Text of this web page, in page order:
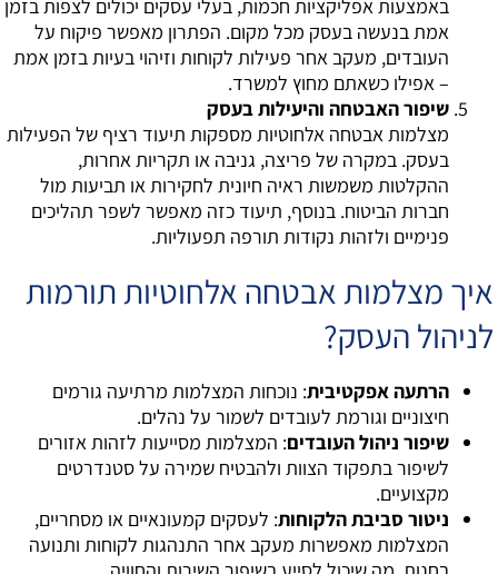
באמצעות אפליקציות חכמות, בעלי עסקים יכולים לצפות בזמן
אמת בנעשה בעסק מכל מקום. הפתרון מאפשר פיקוח על
העובדים, מעקב אחר פעילות לקוחות וזיהוי בעיות בזמן אמת
– אפילו כשאתם מחוץ למשרד.
שיפור האבטחה והיעילות בעסק
מצלמות אבטחה אלחוטיות מספקות תיעוד רציף של הפעילות
בעסק. במקרה של פריצה, גניבה או תקריות אחרות,
ההקלטות משמשות ראיה חיונית לחקירות או תביעות מול
חברות הביטוח. בנוסף, תיעוד כזה מאפשר לשפר תהליכים
פנימיים ולזהות נקודות תורפה תפעוליות.
איך מצלמות אבטחה אלחוטיות תורמות
לניהול העסק?
הרתעה אפקטיבית: נוכחות המצלמות מרתיעה גורמים
חיצוניים וגורמת לעובדים לשמור על נהלים.
שיפור ניהול העובדים: המצלמות מסייעות לזהות אזורים
לשיפור בתפקוד הצוות ולהבטיח שמירה על סטנדרטים
מקצועיים.
ניטור סביבת הלקוחות: לעסקים קמעונאיים או מסחריים,
המצלמות מאפשרות מעקב אחר התנהגות לקוחות ותנועה